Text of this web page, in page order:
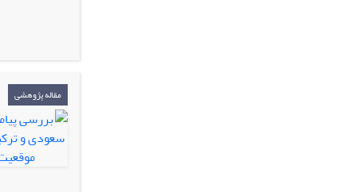
مقاله پژوهشی